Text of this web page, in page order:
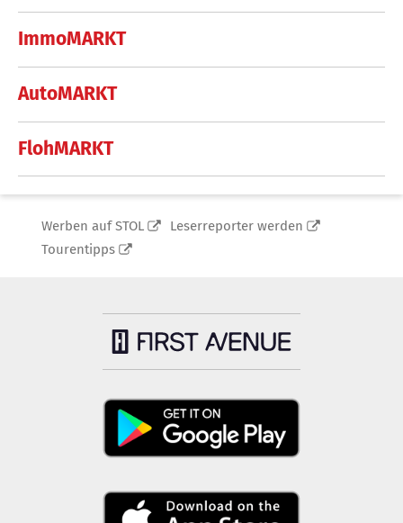
ImmoMARKT
AutoMARKT
FlohMARKT
Werben auf STOL
Leserreporter werden
Tourentipps